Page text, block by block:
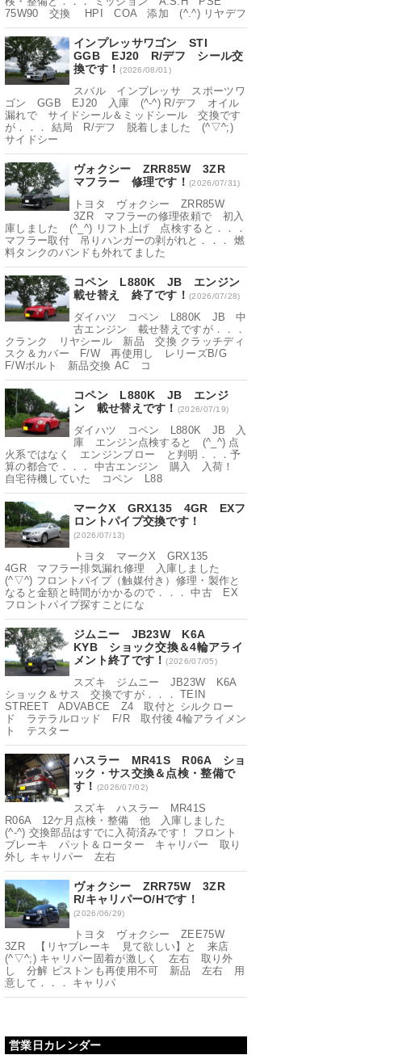
75W90 交換 HPI COA 添加 (^.^) リヤデフ
インプレッサワゴン STI
GGB EJ20 R/デフ シール交
換です！(2026/08/01)
スバル インプレッサ スポーツワ
ゴン GGB EJ20 入庫 (^-^) R/デフ オイル
漏れで サイドシール＆ミッドシール 交換です
が．．． 結局 R/デフ 脱着しました (^▽^;)
サイドシー
ヴォクシー ZRR85W 3ZR
マフラー 修理です！ (2026/07/31)
トヨタ ヴォクシー ZRR85W
3ZR マフラーの修理依頼で 初入
庫しました (^_^) リフト上げ 点検すると．．．
マフラー取付 吊りハンガーの剥がれと．．． 燃
料タンクのバンドも外れてました
コペン L880K JB エンジン
載せ替え 終了です！ (2026/07/28)
ダイハツ コペン L880K JB 中
古エンジン 載せ替えですが．．．
クランク リヤシール 新品 交換 クラッチディ
スク＆カバー F/W 再使用し レリーズB/G
F/Wボルト 新品交換 AC コ
コペン L880K JB エンジ
ン 載せ替えです！ (2026/07/19)
ダイハツ コペン L880K JB 入
庫 エンジン点検すると (^_^) 点
火系ではなく エンジンブロー と判明．．．予
算の都合で．．． 中古エンジン 購入 入荷！
自宅待機していた コペン L88
マークX GRX135 4GR EXフ
ロントパイプ交換です！
(2026/07/13)
トヨタ マークX GRX135
4GR マフラー排気漏れ修理 入庫しました
(^▽^) フロントパイプ（触媒付き）修理・製作と
なると金額と時間がかかるので．．． 中古 EX
フロントパイプ探すことにな
ジムニー JB23W K6A
KYB ショック交換＆4輪アライ
メント終了です！(2026/07/05)
スズキ ジムニー JB23W K6A
ショック＆サス 交換ですが．．． TEIN
STREET ADVABCE Z4 取付と シルクロー
ド ラテラルロッド F/R 取付後 4輪アライメン
ト テスター
ハスラー MR41S R06A ショ
ック・サス交換＆点検・整備で
す！ (2026/07/02)
スズキ ハスラー MR41S
R06A 12ケ月点検・整備 他 入庫しました
(^-^) 交換部品はすでに入荷済みです！ フロント
ブレーキ パット＆ローター キャリパー 取り
外し キャリパー 左右
ヴォクシー ZRR75W 3ZR
R/キャリパーO/Hです！
(2026/06/29)
トヨタ ヴォクシー ZEE75W
3ZR 【リヤブレーキ 見て欲しい】と 来店
(^▽^;) キャリパー固着が激しく 左右 取り外
し 分解 ピストンも再使用不可 新品 左右 用
意して．．． キャリパ
営業日カレンダー